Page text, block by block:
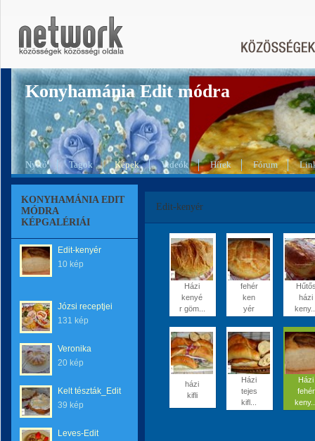
Konyhamánia Edit módra
Nyitó Tagok Képek Videók Hírek Fórum
KONYHAMÁNIA EDIT
MÓDRA
KÉPGALÉRIÁI
Edit-kenyér
10 kép
Józsi receptjei
131 kép
Veronika
20 kép
Kelt tészták_Edit
39 kép
Leves-Edit
Edit-kenyér
Házi
kenyé
r göm...
fehér
ken
yér
házi
házi
kifli
Házi
tejes
kifl...
Házi
fehér